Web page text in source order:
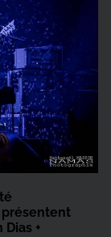
présentent
Dias +